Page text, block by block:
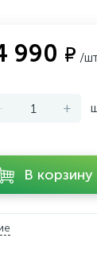
990 ₽ /
+
В корзину